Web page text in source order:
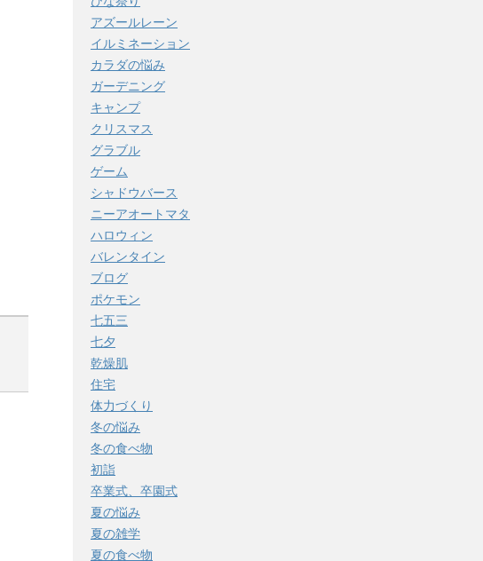
アズールレーン
イルミネーション
カラダの悩み
ガーデニング
キャンプ
クリスマス
グラブル
ゲーム
シャドウバース
ニーアオートマタ
ハロウィン
バレンタイン
ブログ
ポケモン
七五三
七夕
乾燥肌
住宅
体力づくり
冬の悩み
冬の食べ物
初詣
卒業式、卒園式
夏の悩み
夏の雑学
夏の食べ物